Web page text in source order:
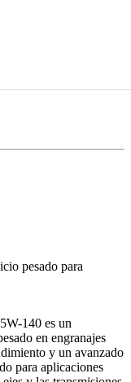
pesado para
140 es un
en engranajes
y un avanzado
para aplicaciones